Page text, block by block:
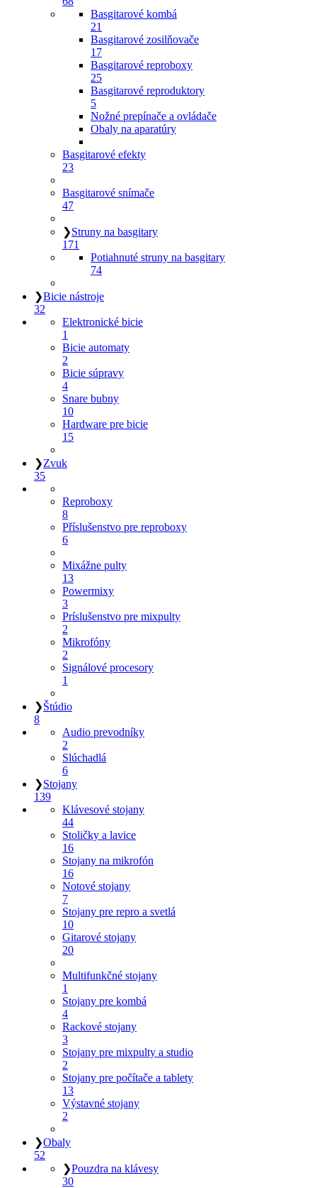
Basgitarové kombá
21
Basgitarové zosilňovače
17
Basgitarové reproboxy
25
Basgitarové reproduktory
5
Nožné prepínače a ovládače
Obaly na aparatúry
Basgitarové efekty
23
Basgitarové snímače
47
❯Struny na basgitary
171
Potiahnuté struny na basgitary
74
❯Bicie nástroje
32
Elektronické bicie
1
Bicie automaty
2
Bicie súpravy
4
Snare bubny
10
Hardware pre bicie
15
❯Zvuk
35
Reproboxy
8
Příslušenstvo pre reproboxy
6
Mixážne pulty
13
Powermixy
3
Príslušenstvo pre mixpulty
2
Mikrofóny
2
Signálové procesory
1
❯Štúdio
8
Audio prevodníky
2
Slúchadlá
6
❯Stojany
139
Klávesové stojany
44
Stoličky a lavice
16
Stojany na mikrofón
16
Notové stojany
7
Stojany pre repro a svetlá
10
Gitarové stojany
20
Multifunkčné stojany
1
Stojany pre kombá
4
Rackové stojany
3
Stojany pre mixpulty a studio
2
Stojany pre počítače a tablety
13
Výstavné stojany
2
❯Obaly
52
❯Pouzdra na klávesy
30